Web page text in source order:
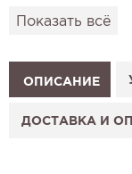
привезём его в
1. Выберите
2. Нажмите
3. Заполните
Показать всё
ОПИСАНИЕ
ДОСТАВКА И